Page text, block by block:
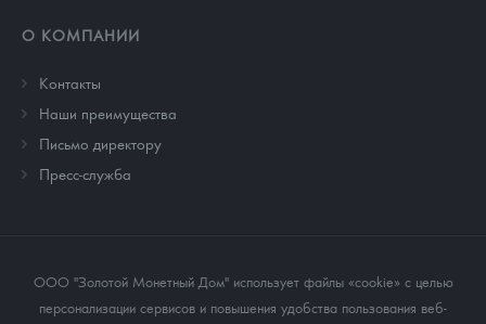
О КОМПАНИИ
Контакты
Наши преимущества
Письмо директору
Пресс-служба
ООО "Золотой Монетный Дом" использует файлы «cookie» с целью
персонализации сервисов и повышения удобства пользования веб-